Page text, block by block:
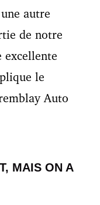
autre
de notre
excellente
le
Auto
MAIS ON A